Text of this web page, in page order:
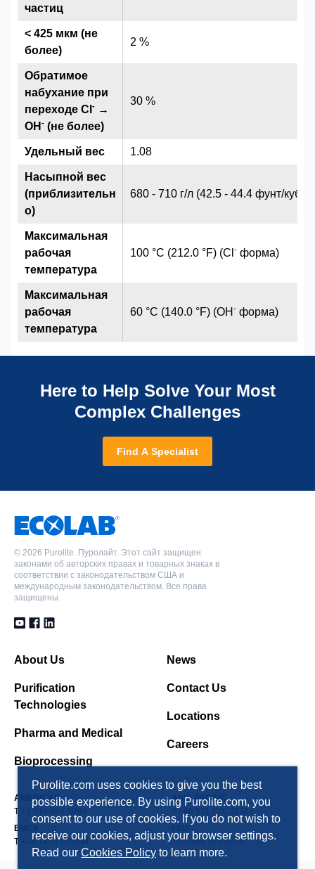
2 %
30 %
1.08
680 - 710 г/л (42.5 - 44.4 фунт/
100 °C (212.0 °F) (Cl - форма)
60 °C (140.0 °F) (OH - форма)
частиц
< 425 мкм (не
более)
Обратимое
набухание при
переходе Cl - →
OH - (не более)
Удельный вес
Насыпной вес
(приблизительн
о)
Максимальная
рабочая
температура
Максимальная
рабочая
температура
Purolite.com uses cookies to give you the best
possible experience. By using Purolite.com, you
consent to our use of cookies. If you do not wish to
receive our cookies, adjust your browser settings.
Read our Cookies Policy to learn more.
Here to Help Solve Your Most
Complex Challenges
Find A Specialist
© 2026 Purolite. Пуролайт. Этот сайт защищен
законами об авторских правах и товарных знаках в
соответствии с законодательством США и
международным законодательством. Все права
защищены.
About Us
Purification
Technologies
Pharma and Medical
Bioprocessing
News
Contact Us
Locations
Careers
AMERICAS
T +1 610 668 9090
ASIA PACIFIC
EMEA
T +44 1443 229334
T +7 495 363 5056